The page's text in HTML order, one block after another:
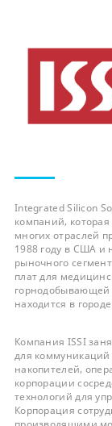
Integrated Silicon
компаний,
многих отраслей
1988 году в США и
рыночного
плат для
находится в
Компания ISSI
для
накопителей,
корпорации
технологий для
Корпорация